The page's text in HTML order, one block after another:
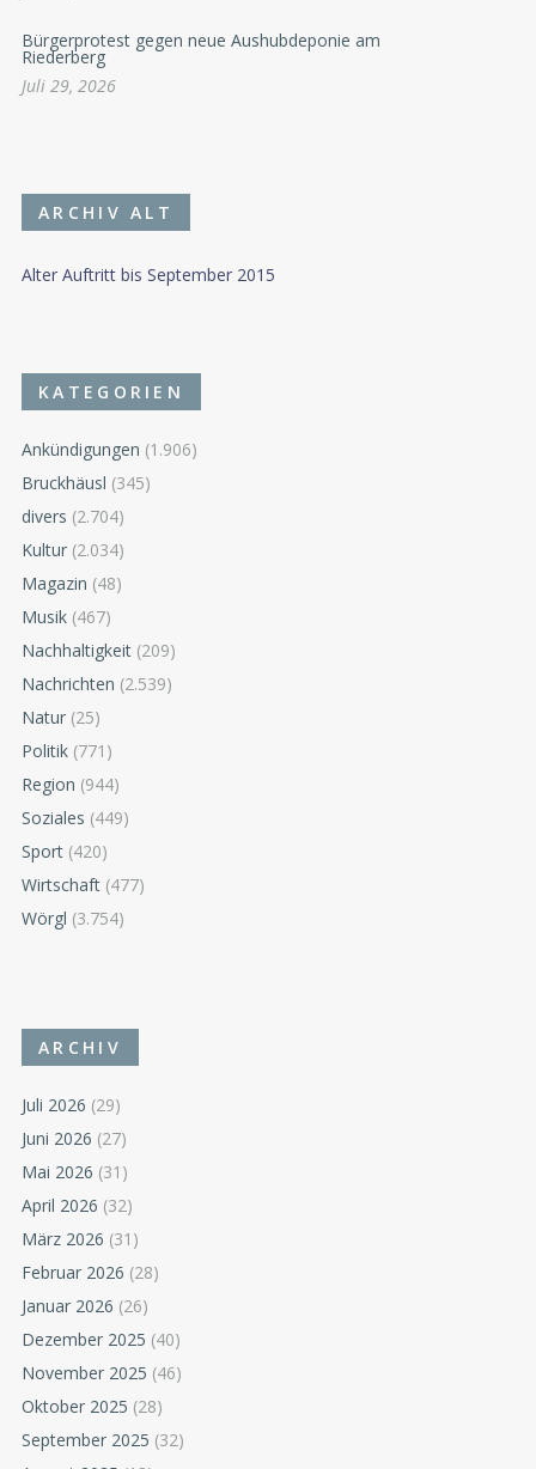
Bürgerprotest gegen neue Aushubdeponie am
Riederberg
Juli 29, 2026
ARCHIV ALT
Alter Auftritt bis September 2015
KATEGORIEN
Ankündigungen (1.906)
Bruckhäusl (345)
divers (2.704)
Kultur (2.034)
Magazin (48)
Musik (467)
Nachhaltigkeit (209)
Nachrichten (2.539)
Natur (25)
Politik (771)
Region (944)
Soziales (449)
Sport (420)
Wirtschaft (477)
Wörgl (3.754)
ARCHIV
Juli 2026 (29)
Juni 2026 (27)
Mai 2026 (31)
April 2026 (32)
März 2026 (31)
Februar 2026 (28)
Januar 2026 (26)
Dezember 2025 (40)
November 2025 (46)
Oktober 2025 (28)
September 2025 (32)